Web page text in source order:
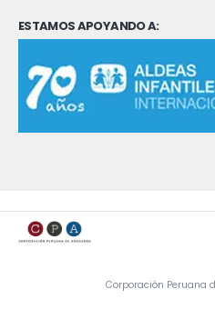
ESTAMOS APOYANDO A:
Corporación Peruana